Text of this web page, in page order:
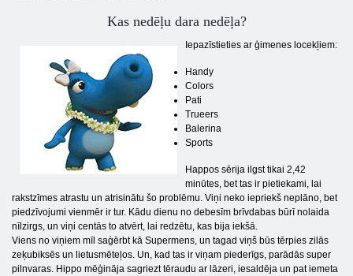
Kas nedēļu dara nedēļa?
Iepazīstieties ar ģimenes locekļiem:
Handy
Colors
Pati
Trueers
Balerina
Sports
Happos sērija ilgst tikai 2,42
minūtes, bet tas ir pietiekami, lai
rakstzīmes atrastu un atrisinātu šo problēmu. Viņi neko iepriekš neplāno, bet
piedzīvojumi vienmēr ir tur. Kādu dienu no debesīm brīvdabas būrī nolaida
nīlzirgs, un viņi centās to atvērt, lai redzētu, kas bija iekšā.
Viens no viņiem mīl saģērbt kā Supermens, un tagad viņš būs tērpies zilās
zeķubiksēs un lietusmēteļos. Un, kad tas ir viņam piederīgs, parādās super
pilnvaras. Hippo mēģināja sagriezt tēraudu ar lāzeri, iesaldēja un pat iemeta